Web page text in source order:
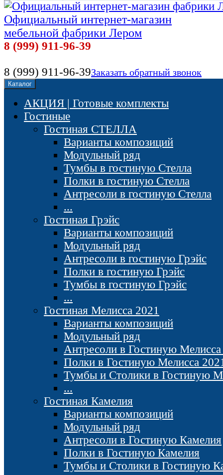
Официальный интернет-магазин
мебельной фабрики Лером
8 (999) 911-96-39
8 (999) 911-96-39Заказать обратный звонок
Каталог
АКЦИЯ | Готовые комплекты
Гостиные
Гостиная СТЕЛЛА
Варианты композиций
Модульный ряд
Тумбы в гостиную Стелла
Полки в гостиную Стелла
Антресоли в гостиную Стелла
...
Гостиная Грэйс
Варианты композиций
Модульный ряд
Антресоли в гостиную Грэйс
Полки в гостиную Грэйс
Тумбы в гостиную Грэйс
...
Гостиная Мелисса 2021
Варианты композиций
Модульный ряд
Антресоли в Гостиную
Полки в Гостиную Мелисса
Тумбы и Столики в Гостиную
...
Гостиная Камелия
Варианты композиций
Модульный ряд
Антресоли в Гостиную Камелия
Полки в Гостиную Камелия
Тумбы и Столики в Гостиную